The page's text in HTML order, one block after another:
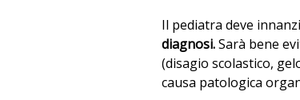
Il pediatra deve
diagnosi.Sarà bene
(disagio scolastico,
causa patologica